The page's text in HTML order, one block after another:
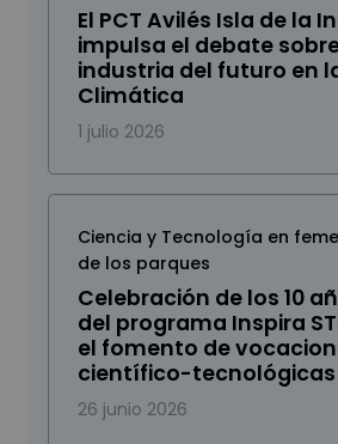
El PCT Avilés Isla de la
impulsa el debate
industria del futuro en
Climática
1 julio 2026
Ciencia y Tecnología en
de los parques
Celebración de los 10
del programa Inspira
el fomento de
científico-tecnológicas
26 junio 2026